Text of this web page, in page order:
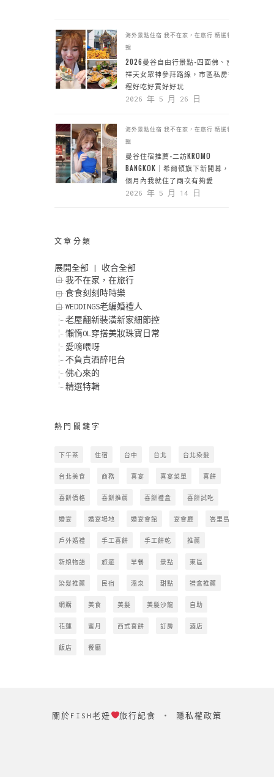
海外景點住宿 我不在家，在旅行 精選特
輯
2026曼谷自由行景點-四面佛、吉
祥天女眾神參拜路線，市區私房行
程好吃好買好好玩
2026 年 5 月 26 日
海外景點住宿 我不在家，在旅行 精選特
輯
曼谷住宿推薦-二訪KROMO
BANGKOK｜希爾頓旗下新開幕，一
個月內我就住了兩次有夠愛
2026 年 5 月 14 日
文章分類
展開全部 | 收合全部
我不在家，在旅行
食食刻刻時時樂
WEDDINGS老編婚禮人
老屋翻新裝潢新家細節控
懶惰OL穿搭美妝珠寶日常
愛唷喂呀
不負責酒醉吧台
佛心來的
精選特輯
熱門關鍵字
下午茶 住宿 台中 台北 台北染髮
台北美食 商務 喜宴 喜宴菜單 喜餅
喜餅價格 喜餅推薦 喜餅禮盒 喜餅試吃
婚宴 婚宴場地 婚宴會館 宴會廳 峇里島
戶外婚禮 手工喜餅 手工餅乾 推薦
新娘物語 旅遊 早餐 景點 東區
染髮推薦 民宿 溫泉 甜點 禮盒推薦
網購 美食 美髮 美髮沙龍 自助
花蓮 蜜月 西式喜餅 訂房 酒店
飯店 餐廳
關於FISH老妞 旅行記食 ‧ 隱私權政策